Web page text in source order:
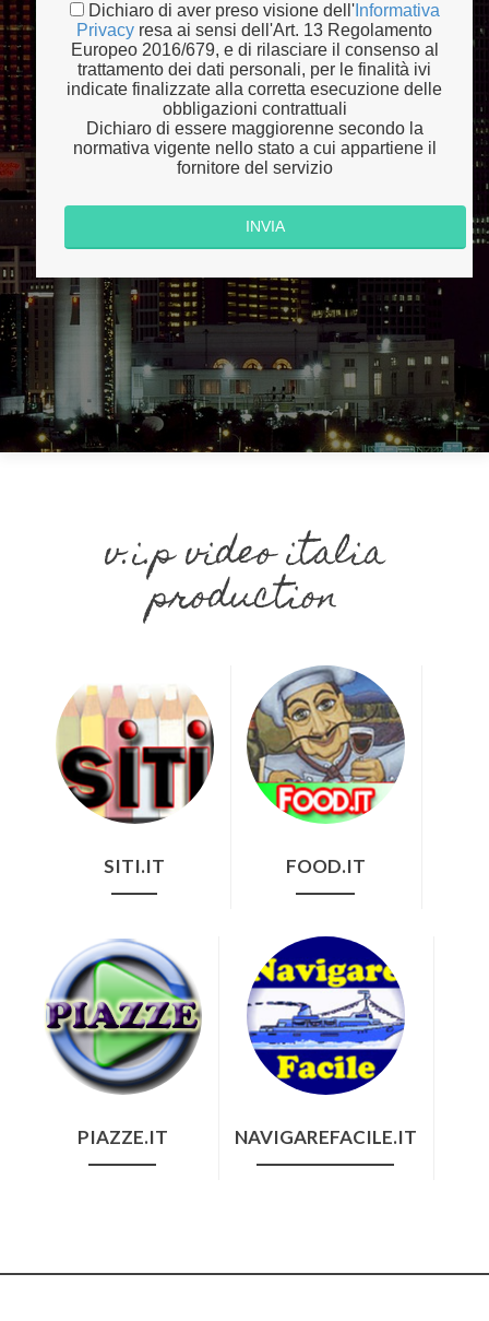
Dichiaro di aver preso visione dell'Informativa
Privacy resa ai sensi dell'Art. 13 Regolamento
Europeo 2016/679, e di rilasciare il consenso al
trattamento dei dati personali, per le finalità ivi
indicate finalizzate alla corretta esecuzione delle
obbligazioni contrattuali
Dichiaro di essere maggiorenne secondo la
normativa vigente nello stato a cui appartiene il
fornitore del servizio
v.i.p video italia
production
SITI.IT FOOD.IT
PIAZZE.IT NAVIGAREFACILE.IT